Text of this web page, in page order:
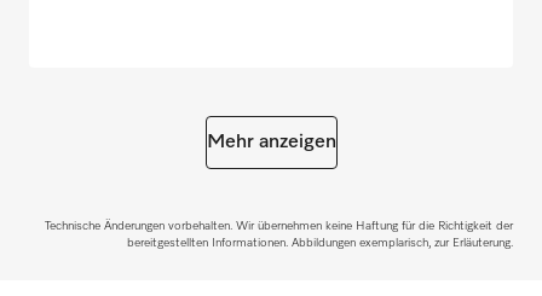
Mehr anzeigen
Technische Änderungen vorbehalten. Wir übernehmen keine Haftung für die Richtigkeit der
bereitgestellten Informationen. Abbildungen exemplarisch, zur Erläuterung.